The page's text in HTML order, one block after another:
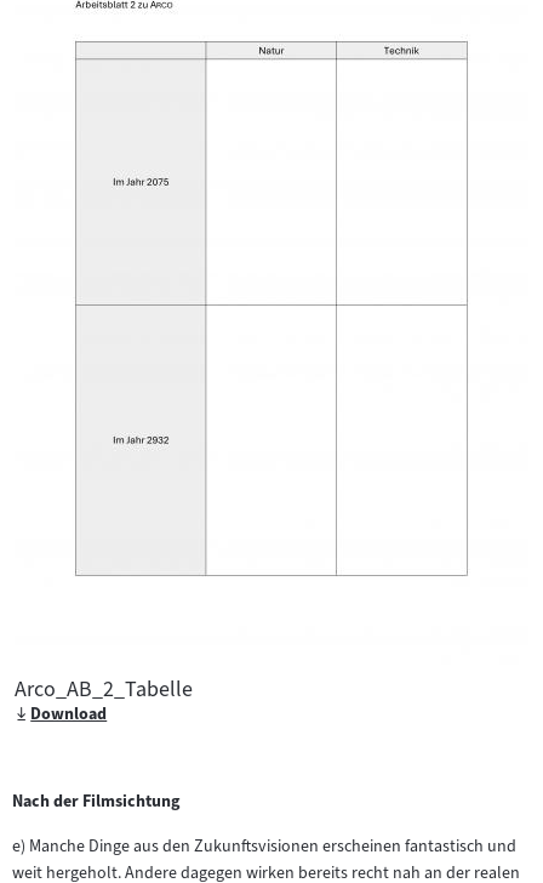
Arco_AB_2_Tabelle
Download
Nach der Filmsichtung
e) Manche Dinge aus den Zukunftsvisionen erscheinen fantastisch und
weit hergeholt. Andere dagegen wirken bereits recht nah an der realen